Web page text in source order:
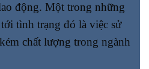
động. Một trong những
tình trạng đó là việc sử
chất lượng trong ngành